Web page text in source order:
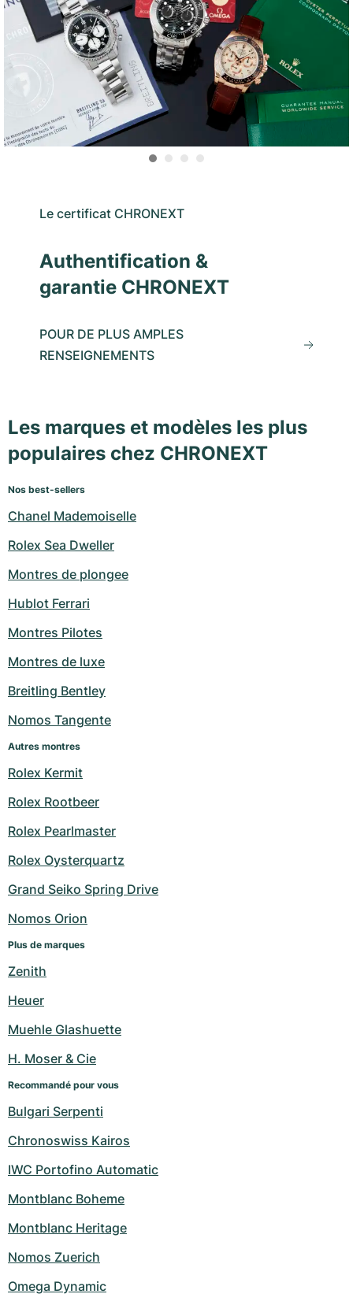
Le certificat CHRONEXT
Authentification &
garantie CHRONEXT
POUR DE PLUS AMPLES
RENSEIGNEMENTS
Les marques et modèles les plus
populaires chez CHRONEXT
Nos best-sellers
Chanel Mademoiselle
Rolex Sea Dweller
Montres de plongee
Hublot Ferrari
Montres Pilotes
Montres de luxe
Breitling Bentley
Nomos Tangente
Autres montres
Rolex Kermit
Rolex Rootbeer
Rolex Pearlmaster
Rolex Oysterquartz
Grand Seiko Spring Drive
Nomos Orion
Plus de marques
Zenith
Heuer
Muehle Glashuette
H. Moser & Cie
Recommandé pour vous
Bulgari Serpenti
Chronoswiss Kairos
IWC Portofino Automatic
Montblanc Boheme
Montblanc Heritage
Nomos Zuerich
Omega Dynamic